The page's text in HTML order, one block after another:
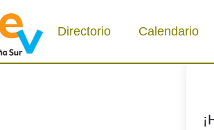
Directorio Calendario